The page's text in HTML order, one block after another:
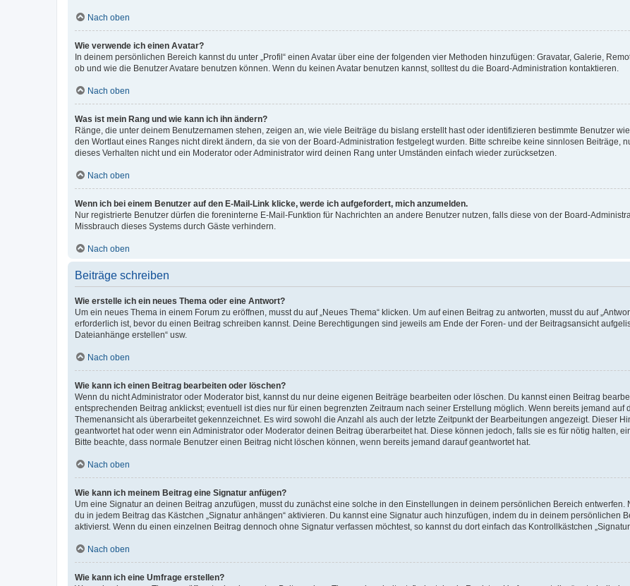
Nach oben
Wie verwende ich einen Avatar?
In deinem persönlichen Bereich kannst du unter „Profil“ einen Avatar über eine der folgenden vier Methoden hinzufügen: Gravatar, Galerie,
ob und wie die Benutzer Avatare benutzen können. Wenn du keinen Avatar benutzen kannst, solltest du die Board-Administration kontaktieren.
Nach oben
Was ist mein Rang und wie kann ich ihn ändern?
Ränge, die unter deinem Benutzernamen stehen, zeigen an, wie viele Beiträge du bislang erstellt hast oder identifizieren bestimmte Benutzer
den Wortlaut eines Ranges nicht direkt ändern, da sie von der Board-Administration festgelegt wurden. Bitte schreibe keine sinnlosen
dieses Verhalten nicht und ein Moderator oder Administrator wird deinen Rang unter Umständen einfach wieder zurücksetzen.
Nach oben
Wenn ich bei einem Benutzer auf den E-Mail-Link klicke, werde ich aufgefordert, mich anzumelden.
Nur registrierte Benutzer dürfen die foreninterne E-Mail-Funktion für Nachrichten an andere Benutzer nutzen, falls diese von der Board-
Missbrauch dieses Systems durch Gäste verhindern.
Nach oben
Beiträge schreiben
Wie erstelle ich ein neues Thema oder eine Antwort?
Um ein neues Thema in einem Forum zu eröffnen, musst du auf „Neues Thema“ klicken. Um auf einen Beitrag zu antworten, musst du auf
erforderlich ist, bevor du einen Beitrag schreiben kannst. Deine Berechtigungen sind jeweils am Ende der Foren- und der Beitragsansicht
Dateianhänge erstellen“ usw.
Nach oben
Wie kann ich einen Beitrag bearbeiten oder löschen?
Wenn du nicht Administrator oder Moderator bist, kannst du nur deine eigenen Beiträge bearbeiten oder löschen. Du kannst einen Beitrag
entsprechenden Beitrag anklickst; eventuell ist dies nur für einen begrenzten Zeitraum nach seiner Erstellung möglich. Wenn bereits jemand
Themenansicht als überarbeitet gekennzeichnet. Es wird sowohl die Anzahl als auch der letzte Zeitpunkt der Bearbeitungen angezeigt. Dieser
geantwortet hat oder wenn ein Administrator oder Moderator deinen Beitrag überarbeitet hat. Diese können jedoch, falls sie es für nötig halten,
Bitte beachte, dass normale Benutzer einen Beitrag nicht löschen können, wenn bereits jemand darauf geantwortet hat.
Nach oben
Wie kann ich meinem Beitrag eine Signatur anfügen?
Um eine Signatur an deinen Beitrag anzufügen, musst du zunächst eine solche in den Einstellungen in deinem persönlichen Bereich
du in jedem Beitrag das Kästchen „Signatur anhängen“ aktivieren. Du kannst eine Signatur auch hinzufügen, indem du in deinem persönlichen
aktivierst. Wenn du einen einzelnen Beitrag dennoch ohne Signatur verfassen möchtest, so kannst du dort einfach das Kontrollkästchen
Nach oben
Wie kann ich eine Umfrage erstellen?